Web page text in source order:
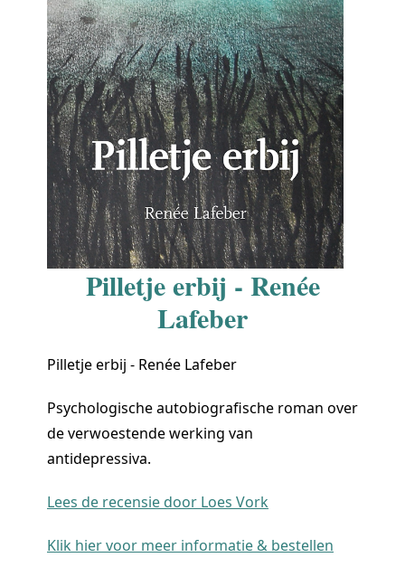
Pilletje erbij - Renée
Lafeber
Pilletje erbij - Renée Lafeber
Psychologische autobiografische roman over
de verwoestende werking van
antidepressiva.
Lees de recensie door Loes Vork
Klik hier voor meer informatie & bestellen